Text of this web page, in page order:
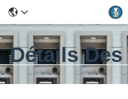
Détails